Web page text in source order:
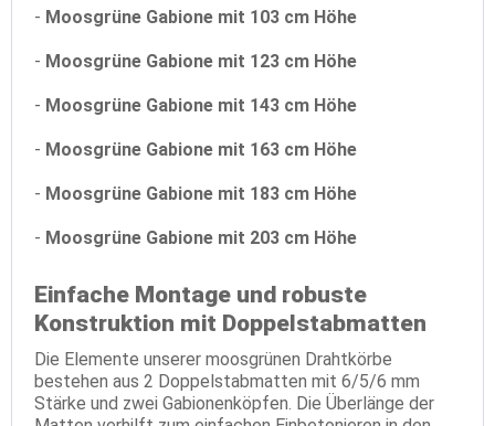
- Moosgrüne Gabione mit 103 cm Höhe
- Moosgrüne Gabione mit 123 cm Höhe
- Moosgrüne Gabione mit 143 cm Höhe
- Moosgrüne Gabione mit 163 cm Höhe
- Moosgrüne Gabione mit 183 cm Höhe
- Moosgrüne Gabione mit 203 cm Höhe
Einfache Montage und robuste
Konstruktion mit Doppelstabmatten
Die Elemente unserer moosgrünen Drahtkörbe
bestehen aus 2 Doppelstabmatten mit 6/5/6 mm
Stärke und zwei Gabionenköpfen. Die Überlänge der